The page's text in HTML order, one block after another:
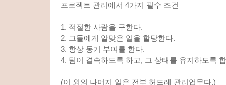
프로젝트 관리에서 4가지 필수 조건
1. 적절한 사람을 구한다.
2. 그들에게 알맞은 일을 할당한다.
3. 항상 동기 부여를 한다.
4. 팀이 결속하도록 하고, 그 상태를 유지하도록
(이 외의 나머지 일은 전부 허드레 관리업무다.)